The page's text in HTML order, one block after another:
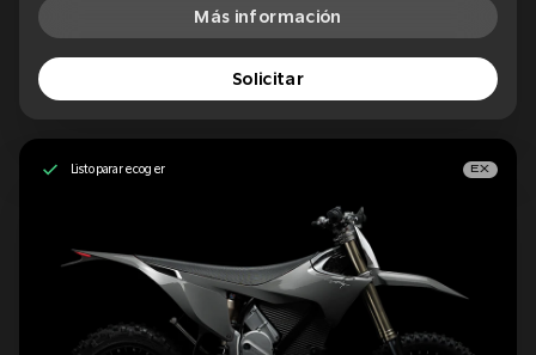
Más información
Solicitar
Listo para recoger EX